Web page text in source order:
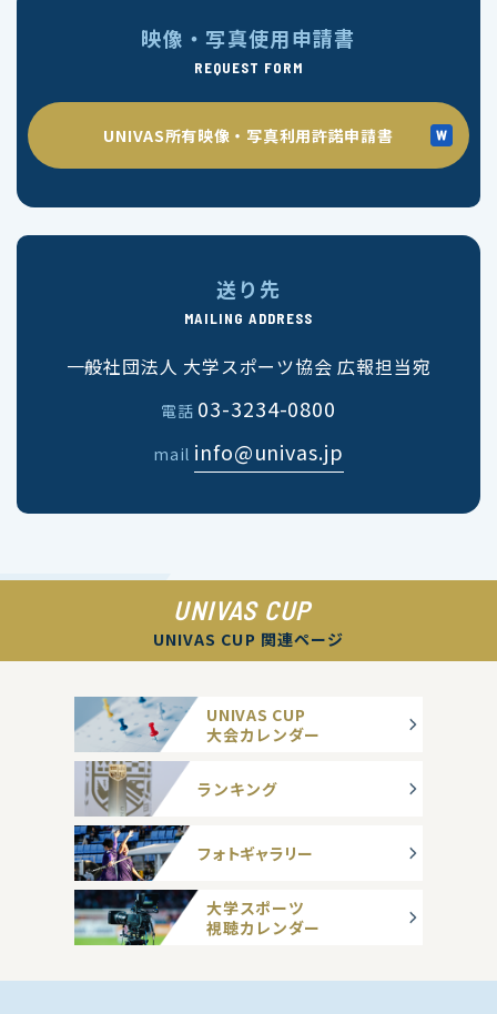
映像・写真使用申請書
REQUEST FORM
UNIVAS所有映像・写真利用許諾申請書
送り先
MAILING ADDRESS
一般社団法人 大学スポーツ協会 広報担当宛
電話 03-3234-0800
mail info@univas.jp
UNIVAS CUP
UNIVAS CUP 関連ページ
UNIVAS CUP
大会カレンダー
ランキング
フォトギャラリー
大学スポーツ
視聴カレンダー